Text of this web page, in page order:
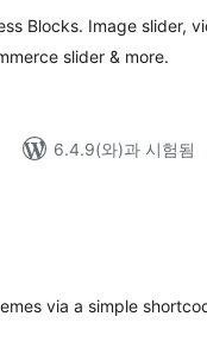
Blocks. Image slider,
slider & more.
6.4.9(와)과 시험됨
via a simple